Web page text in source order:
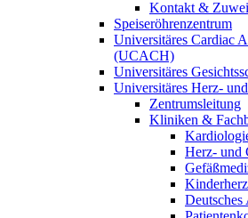
Kontakt &
Speiseröhrenzentrum
Universitäres Cardiac
(UCACH)
Universitäres
Universitäres Herz-
Zentrumsleitung
Kliniken &
Herz- und